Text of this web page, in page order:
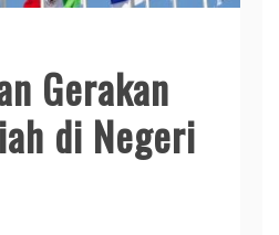
Gerakan
di Negeri